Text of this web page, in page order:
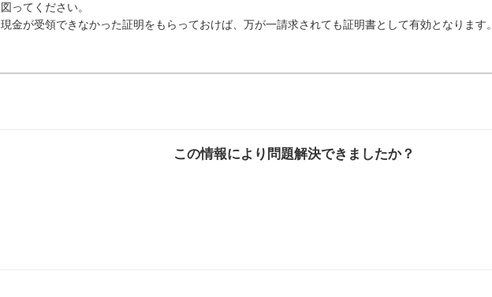
図ってください。
現金が受領できなかった証明をもらっておけば、万が一請求されても証明書として有効となります。
この情報により問題解決できましたか？